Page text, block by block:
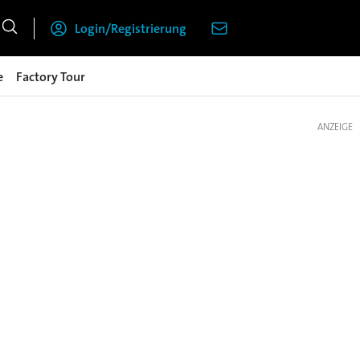
Login/Registrierung
Factory Tour
ANZEIGE